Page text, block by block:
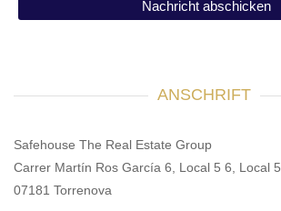
ANSCHRIFT
Safehouse The Real Estate Group
Carrer Martín Ros García 6, Local 5 6, Local 5
07181 Torrenova